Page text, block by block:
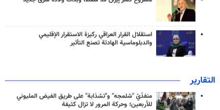
استقلال القرار العراقي ركيزة الاستقرار الإقليمي
والدبلوماسية الهادئة تصنع التأثير
التقارير
منفذَيّ "شلمجه" و"تشذابة" على طريق الفيض المليوني
للأربعين؛ وحركة المرور لا تزال كثيفة